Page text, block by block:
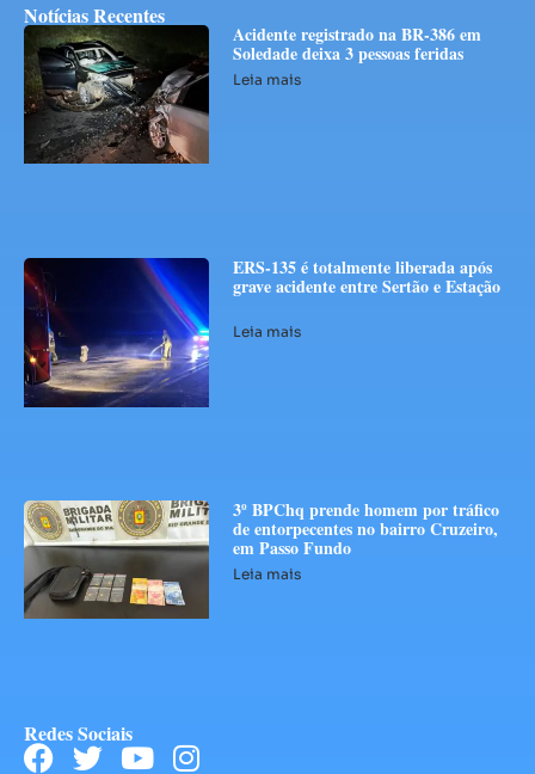
Notícias Recentes
Acidente registrado na BR-386 em
Soledade deixa 3 pessoas feridas
Leia mais
ERS-135 é totalmente liberada após
grave acidente entre Sertão e Estação
Leia mais
3º BPChq prende homem por tráfico
de entorpecentes no bairro Cruzeiro,
em Passo Fundo
Leia mais
Redes Sociais